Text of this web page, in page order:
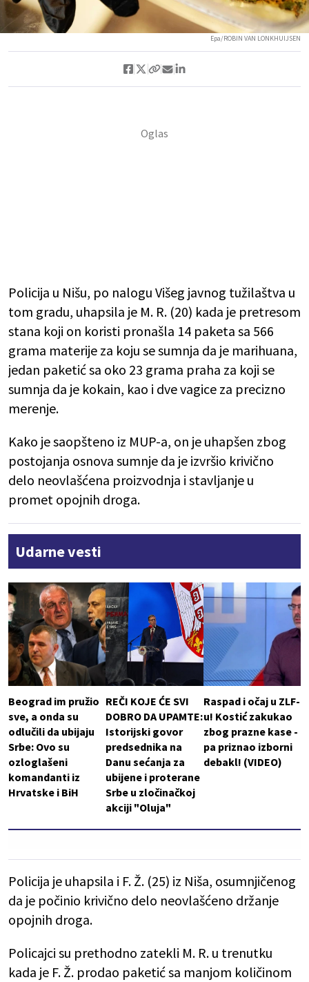
Epa/ROBIN VAN LONKHUIJSEN
Policija u Nišu, po nalogu Višeg javnog tužilaštva u
tom gradu, uhapsila je M. R. (20) kada je pretresom
stana koji on koristi pronašla 14 paketa sa 566
grama materije za koju se sumnja da je marihuana,
jedan paketić sa oko 23 grama praha za koji se
sumnja da je kokain, kao i dve vagice za precizno
merenje.
Kako je saopšteno iz MUP-a, on je uhapšen zbog
postojanja osnova sumnje da je izvršio krivično
delo neovlašćena proizvodnja i stavljanje u
promet opojnih droga.
Udarne vesti
Beograd im pružio
sve, a onda su
odlučili da ubijaju
Srbe: Ovo su
ozloglašeni
komandanti iz
Hrvatske i BiH
REČI KOJE ĆE SVI
DOBRO DA UPAMTE:
Istorijski govor
predsednika na
Danu sećanja za
ubijene i proterane
Srbe u zločinačkoj
akciji "Oluja"
Raspad i očaj u ZLF-
u! Kostić zakukao
zbog prazne kase -
pa priznao izborni
debakl! (VIDEO)
Policija je uhapsila i F. Ž. (25) iz Niša, osumnjičenog
da je počinio krivično delo neovlašćeno držanje
opojnih droga.
Policajci su prethodno zatekli M. R. u trenutku
kada je F. Ž. prodao paketić sa manjom količinom